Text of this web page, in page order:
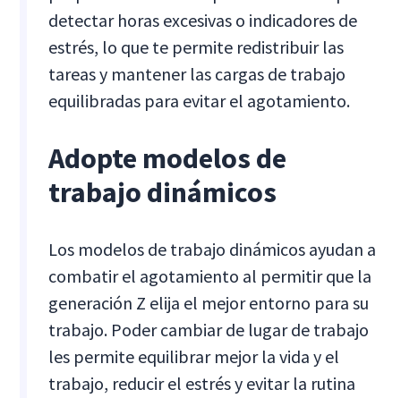
detectar horas excesivas o indicadores de
estrés, lo que te permite redistribuir las
tareas y mantener las cargas de trabajo
equilibradas para evitar el agotamiento.
Adopte modelos de
trabajo dinámicos
Los modelos de trabajo dinámicos ayudan a
combatir el agotamiento al permitir que la
generación Z elija el mejor entorno para su
trabajo. Poder cambiar de lugar de trabajo
les permite equilibrar mejor la vida y el
trabajo, reducir el estrés y evitar la rutina